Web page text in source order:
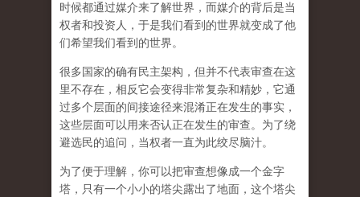
时候都通过媒介来了解世界，而媒介的背后是当
权者和投资人，于是我们看到的世界就变成了他
们希望我们看到的世界。
很多国家的确有民主架构，但并不代表审查在这
里不存在，相反它会变得非常复杂和精妙，它通
过多个层面的间接途径来混淆正在发生的事实，
这些层面可以用来否认正在发生的审查。为了绕
避选民的追问，当权者一直为此绞尽脑汁。
为了便于理解，你可以把审查想像成一个金字
塔，只有一个小小的塔尖露出了地面，这个塔尖